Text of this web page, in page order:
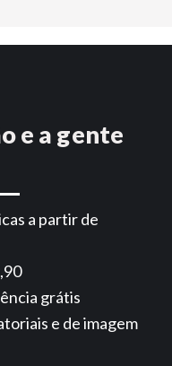
e a gente
a partir de
grátis
e de imagem